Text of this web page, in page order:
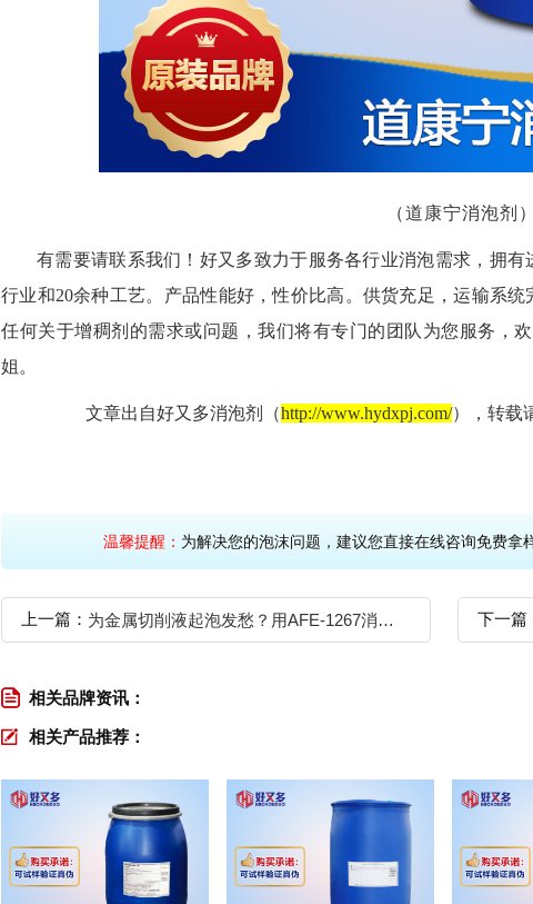
（道康宁消泡剂
有需要请联系我们！ 好又多致力于服务各行业消泡需求，拥有
行业和20余种工艺。产品性能好，性价比高。供货充足，运输系
任何关于增稠剂的需求或问题，我们将有专门的团队为您服务，
姐。
文章出自好又多消泡剂（http://www.hydxpj.com/），转载
温馨提醒： 为解决您的泡沫问题，建议您直接在线咨询免
上一篇： 为金属切削液起泡发愁？用AFE-1267消泡剂轻松解决 下一篇
相关品牌资讯：
相关产品推荐：